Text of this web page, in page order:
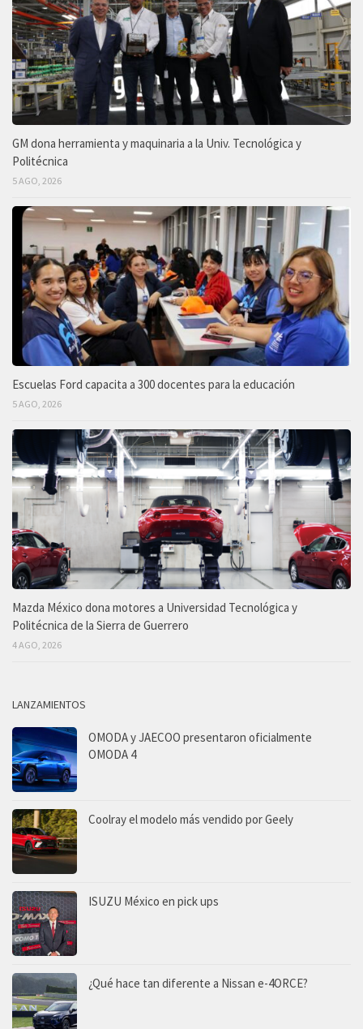
GM dona herramienta y maquinaria a la Univ. Tecnológica y
Politécnica
5 AGO, 2026
Escuelas Ford capacita a 300 docentes para la educación
5 AGO, 2026
Mazda México dona motores a Universidad Tecnológica y
Politécnica de la Sierra de Guerrero
4 AGO, 2026
LANZAMIENTOS
OMODA y JAECOO presentaron oficialmente
OMODA 4
Coolray el modelo más vendido por Geely
ISUZU México en pick ups
¿Qué hace tan diferente a Nissan e-4ORCE?